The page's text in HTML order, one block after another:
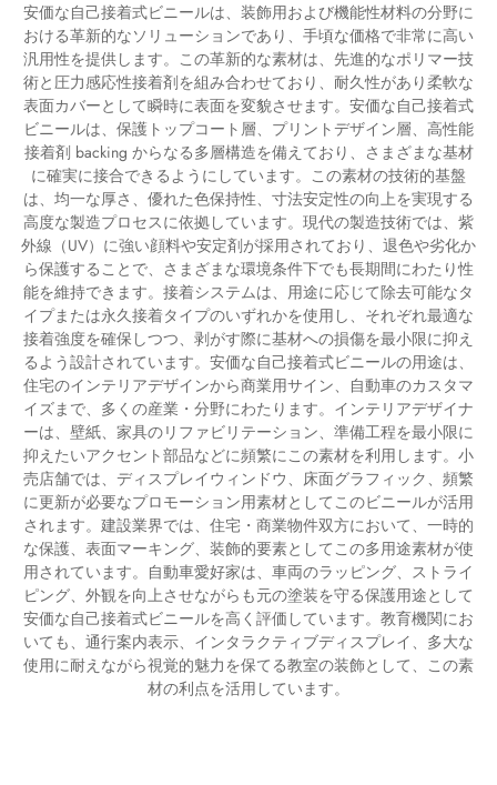
安価な自己接着式ビニールは、装飾用および機能性材料の分野に
おける革新的なソリューションであり、手頃な価格で非常に高い
汎用性を提供します。この革新的な素材は、先進的なポリマー技
術と圧力感応性接着剤を組み合わせており、耐久性があり柔軟な
表面カバーとして瞬時に表面を変貌させます。安価な自己接着式
ビニールは、保護トップコート層、プリントデザイン層、高性能
接着剤 backing からなる多層構造を備えており、さまざまな基材
に確実に接合できるようにしています。この素材の技術的基盤
は、均一な厚さ、優れた色保持性、寸法安定性の向上を実現する
高度な製造プロセスに依拠しています。現代の製造技術では、紫
外線（UV）に強い顔料や安定剤が採用されており、退色や劣化か
ら保護することで、さまざまな環境条件下でも長期間にわたり性
能を維持できます。接着システムは、用途に応じて除去可能なタ
イプまたは永久接着タイプのいずれかを使用し、それぞれ最適な
接着強度を確保しつつ、剥がす際に基材への損傷を最小限に抑え
るよう設計されています。安価な自己接着式ビニールの用途は、
住宅のインテリアデザインから商業用サイン、自動車のカスタマ
イズまで、多くの産業・分野にわたります。インテリアデザイナ
ーは、壁紙、家具のリファビリテーション、準備工程を最小限に
抑えたいアクセント部品などに頻繁にこの素材を利用します。小
売店舗では、ディスプレイウィンドウ、床面グラフィック、頻繁
に更新が必要なプロモーション用素材としてこのビニールが活用
されます。建設業界では、住宅・商業物件双方において、一時的
な保護、表面マーキング、装飾的要素としてこの多用途素材が使
用されています。自動車愛好家は、車両のラッピング、ストライ
ピング、外観を向上させながらも元の塗装を守る保護用途として
安価な自己接着式ビニールを高く評価しています。教育機関にお
いても、通行案内表示、インタラクティブディスプレイ、多大な
使用に耐えながら視覚的魅力を保てる教室の装飾として、この素
材の利点を活用しています。